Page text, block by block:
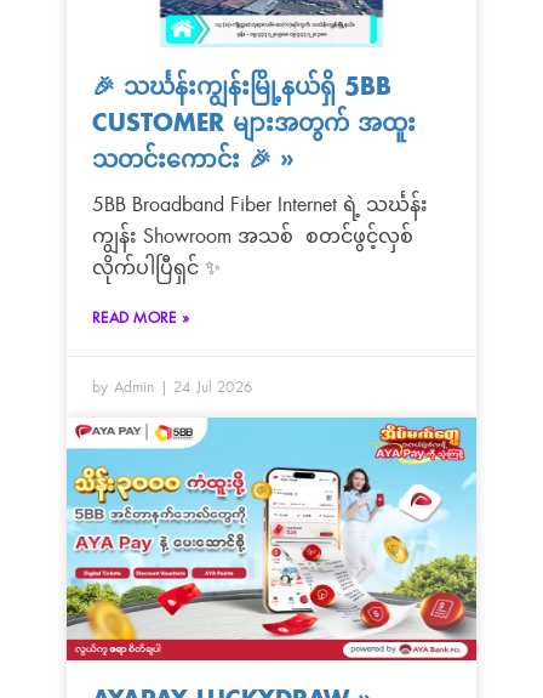
🎉 သင်္ဃန်းကျွန်းမြို့နယ်ရှိ 5BB
CUSTOMER များအတွက် အထူး
သတင်းကောင်း 🎉 »
5BB Broadband Fiber Internet ရဲ့ သင်္ဃန်း
ကျွန်း Showroom အသစ် စတင်ဖွင့်လှစ်
လိုက်ပါပြီရှင် ✨
READ MORE »
by Admin 24 Jul 2026